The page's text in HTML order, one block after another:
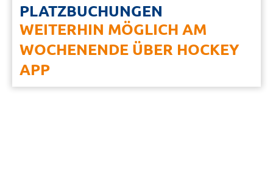
PLATZBUCHUNGEN
WEITERHIN MÖGLICH AM
WOCHENENDE ÜBER HOCKEY
APP